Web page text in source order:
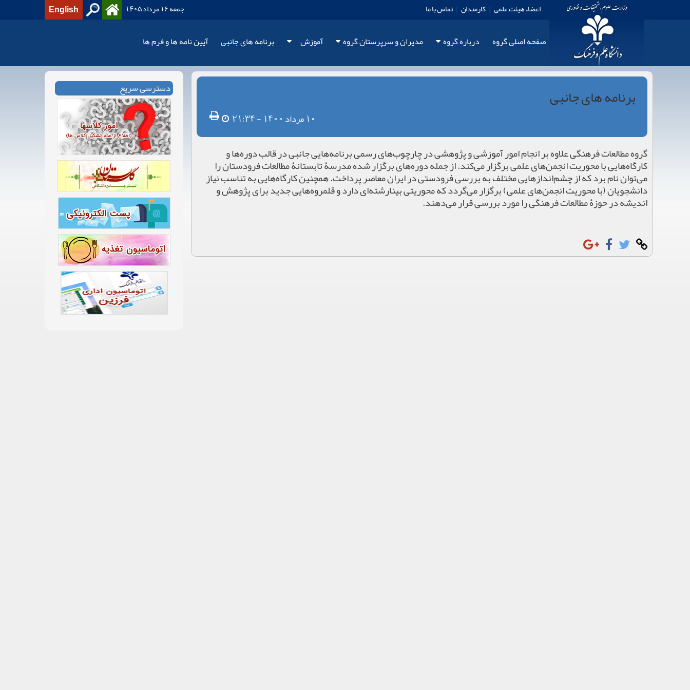
اعضاء هیئت علمی | کارمندان | تماس با ما English جمعه 16 مرداد 1405
صفحه اصلی گروه درباره گروه مدیران و سرپرستان گروه آموزش برنامه های جانبی آیین نامه ها و فرم ها
برنامه های جانبی
10 مرداد 1400 - 21:34
گروه مطالعات فرهنگی علاوه بر انجام امور آموزشی و پژوهشی در چارچوب‌های رسمی برنامه‌هایی جانبی در قالب دوره‌ها و
کارگاه‌هایی با محوریت انجمن‌های علمی برگزار می‌کند. از جمله دوره‌های برگزار شده مدرسۀ تابستانۀ مطالعات فرودستان را
می‌توان نام برد که از چشم‌اندازهایی مختلف به بررسی فرودستی در ایران معاصر پرداخت. همچنین کارگاه‌هایی به تناسب نیاز
دانشجویان (با محوریت انجمن‌های علمی) برگزار می‌گردد که محوریتی بینارشته‌ای دارد و قلمروه‌هایی جدید برای پژوهش و
اندیشه در حوزۀ مطالعات فرهنگی را مورد بررسی قرار می‌دهند.
دسترسی سریع